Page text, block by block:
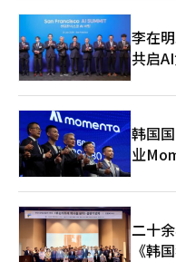
动。 新消费场景下，各品牌推出花式营销吸引球迷眼球。乐天
Wellfood推出旗下冰淇淋
牌代言人孙兴慜的影响力吸
签名球衣、笔记本电脑以及足球鞋等奖品
加激烈。作为本届世界杯
酒（Cass）日前在首尔江
闪店，设置足球游戏互动
尔及首都圈主要体育酒吧
迷提供集体观赛场所。 此外，凯狮啤酒还推出融入韩国传统太极
图案设计的世界杯限定版
海特真露则趁着孙兴慜联
热销之势，计划推出第二批
场。
李在
共启
韩国
业
二十
《韩